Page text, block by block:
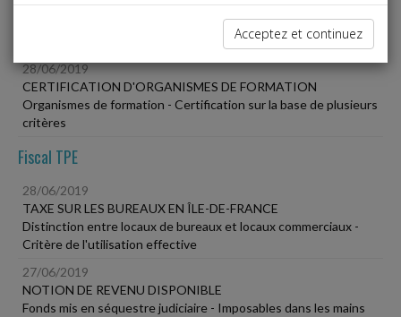
28/06/2019
CERTIFICATION D'ORGANISMES DE FORMATION
Organismes de formation - Certification sur la base de plusieurs
critères
Fiscal TPE
28/06/2019
TAXE SUR LES BUREAUX EN ÎLE-DE-FRANCE
Distinction entre locaux de bureaux et locaux commerciaux -
Critère de l'utilisation effective
27/06/2019
NOTION DE REVENU DISPONIBLE
Fonds mis en séquestre judiciaire - Imposables dans les mains
Acceptez et continuez